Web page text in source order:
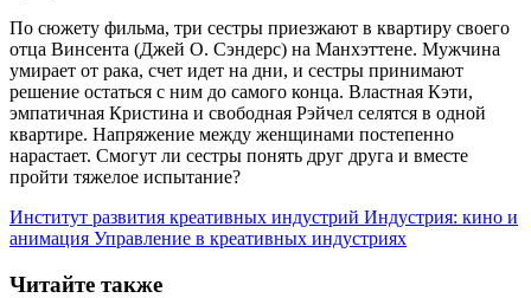
По сюжету фильма, три сестры приезжают в квартиру своего
отца Винсента (Джей О. Сэндерс) на Манхэттене. Мужчина
умирает от рака, счет идет на дни, и сестры принимают
решение остаться с ним до самого конца. Властная Кэти,
эмпатичная Кристина и свободная Рэйчел селятся в одной
квартире. Напряжение между женщинами постепенно
нарастает. Смогут ли сестры понять друг друга и вместе
пройти тяжелое испытание?
Институт развития креативных индустрий Индустрия: кино и
анимация Управление в креативных индустриях
Читайте также